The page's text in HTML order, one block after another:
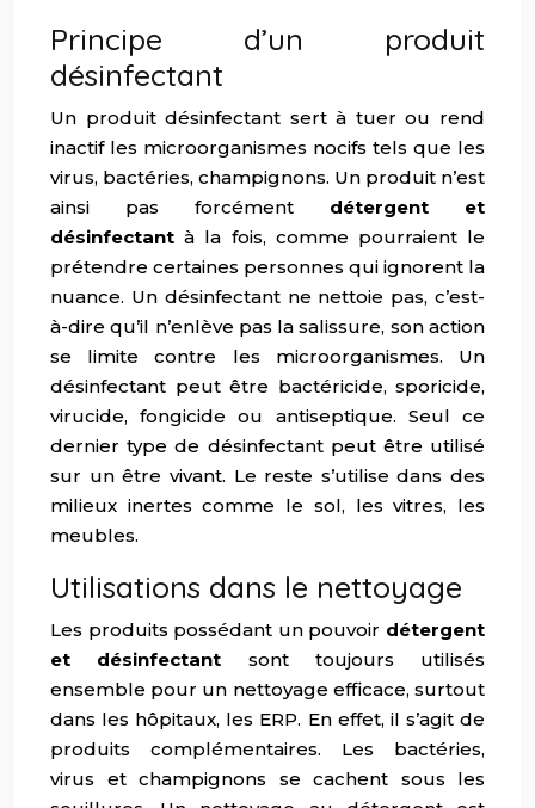
Principe d’un produit
désinfectant
Un produit désinfectant sert à tuer ou rend
inactif les microorganismes nocifs tels que les
virus, bactéries, champignons. Un produit n’est
ainsi pas forcément détergent et
désinfectant à la fois, comme pourraient le
prétendre certaines personnes qui ignorent la
nuance. Un désinfectant ne nettoie pas, c’est-
à-dire qu’il n’enlève pas la salissure, son action
se limite contre les microorganismes. Un
désinfectant peut être bactéricide, sporicide,
virucide, fongicide ou antiseptique. Seul ce
dernier type de désinfectant peut être utilisé
sur un être vivant. Le reste s’utilise dans des
milieux inertes comme le sol, les vitres, les
meubles.
Utilisations dans le nettoyage
Les produits possédant un pouvoir détergent
et désinfectant sont toujours utilisés
ensemble pour un nettoyage efficace, surtout
dans les hôpitaux, les ERP. En effet, il s’agit de
produits complémentaires. Les bactéries,
virus et champignons se cachent sous les